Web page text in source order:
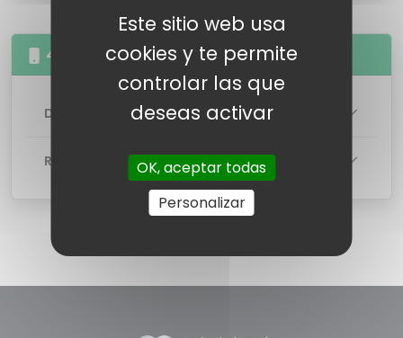
4GB 120 minutos a fijos y móviles
DETALLES DE LA TARIFA
RED
Este sitio web usa
cookies y te permite
controlar las que
deseas activar
OK, aceptar todas
Personalizar